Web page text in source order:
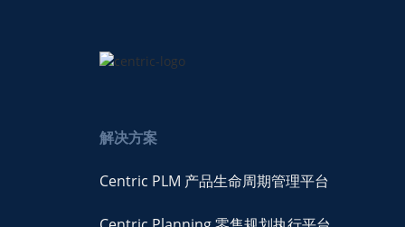
解决方案
Centric PLM 产品生命周期管理平台